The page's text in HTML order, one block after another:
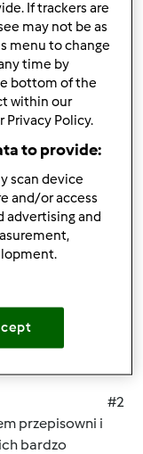
sięaby dodawać
komentarze
#2
przepisowni i
bardzo
If trackers are
may not be as
menu to change
time by
bottom of the
within our
Privacy Policy.
to provide:
scan device
and/or access
advertising and